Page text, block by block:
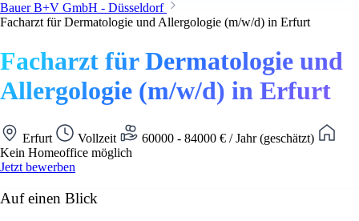
Bauer B+V GmbH - Düsseldorf
Facharzt für Dermatologie und Allergologie (m/w/d) in Erfurt
Facharzt für Dermatologie und
Allergologie (m/w/d) in Erfurt
Erfurt Vollzeit
60000 - 84000 € / Jahr (geschätzt)
Kein Homeoffice möglich
Jetzt bewerben
Auf einen Blick